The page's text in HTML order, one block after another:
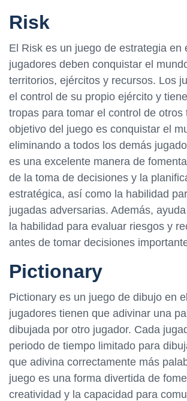
Risk
El Risk es un juego de estrategia en
jugadores deben conquistar el
territorios, ejércitos y recursos. Los
el control de su propio ejército y
tropas para tomar el control de otros
objetivo del juego es conquistar el
eliminando a todos los demás
es una excelente manera de
de la toma de decisiones y la
estratégica, así como la habilidad
jugadas adversarias. Además,
la habilidad para evaluar riesgos y
antes de tomar decisiones
Pictionary
Pictionary es un juego de dibujo en
jugadores tienen que adivinar una
dibujada por otro jugador. Cada
periodo de tiempo limitado para
que adivina correctamente más
juego es una forma divertida de
creatividad y la capacidad para